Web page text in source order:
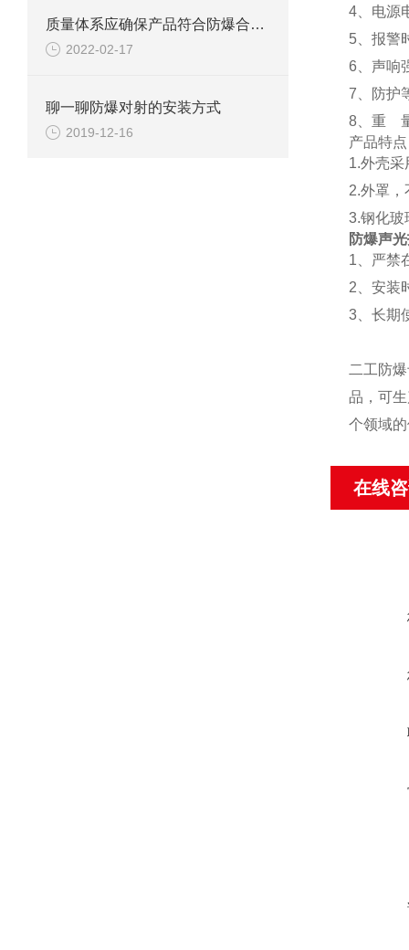
质量体系应确保产品符合防爆合格证和技术文件规定的防爆型式。
2022-02-17
聊一聊防爆对射的安装方式
2019-12-16
4、电源
5、报警
6、声响
7、防护
8、重
产品特
1.外壳采
2.外罩
3.钢化玻
防爆声
1、严禁
2、安装
3、长期
二工防
品，可
个领域
在线